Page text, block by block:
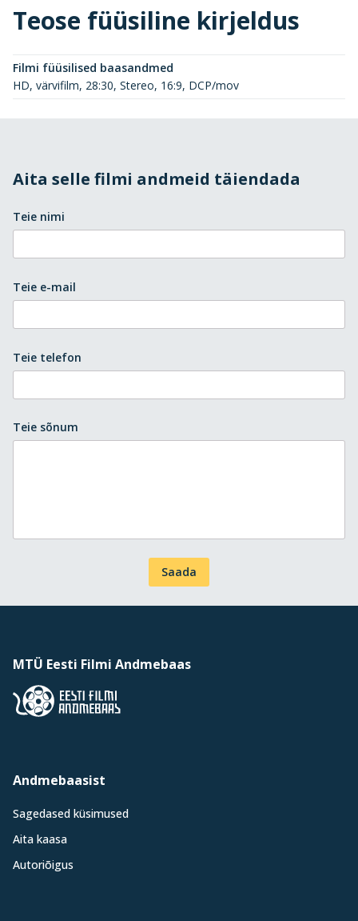
Teose füüsiline kirjeldus
Filmi füüsilised baasandmed
HD, värvifilm, 28:30, Stereo, 16:9, DCP/mov
Aita selle filmi andmeid täiendada
Teie nimi
Teie e-mail
Teie telefon
Teie sõnum
Saada
MTÜ Eesti Filmi Andmebaas
Andmebaasist
Sagedased küsimused
Aita kaasa
Autoriõigus